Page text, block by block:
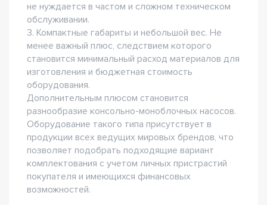
не нуждается в частом и сложном техническом
обслуживании.
3. Компактные габариты и небольшой вес. Не
менее важный плюс, следствием которого
становится минимальный расход материалов для
изготовления и бюджетная стоимость
оборудования.
Дополнительным плюсом становится
разнообразие консольно-моноблочных насосов.
Оборудование такого типа присутствует в
продукции всех ведущих мировых брендов, что
позволяет подобрать подходящие вариант
комплектования с учетом личных пристрастий
покупателя и имеющихся финансовых
возможностей.